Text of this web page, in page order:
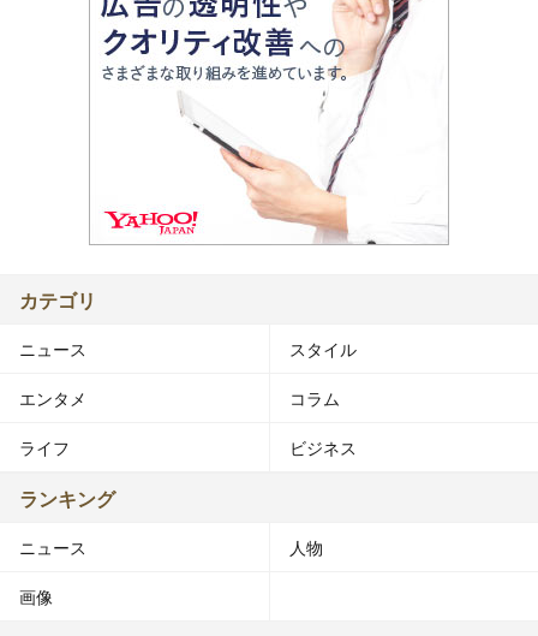
カテゴリ
ニュース スタイル
エンタメ コラム
ライフ ビジネス
ランキング
ニュース 人物
画像